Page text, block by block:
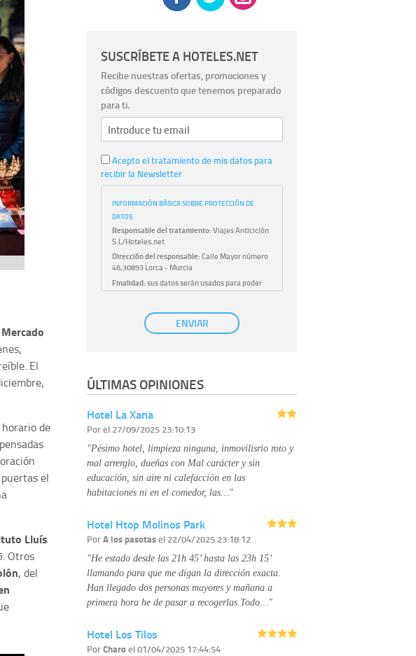
Mercado
El
horario de
el
Lluís
Otros
, del
SUSCRÍBETE A HOTELES.NET
Recibe nuestras ofertas, promociones y
códigos descuento que tenemos preparado
para ti.
Acepto el tratamiento de mis datos para
recibir la Newsletter
INFORMACIÓN BÁSICA SOBRE PROTECCIÓN DE
DATOS
Responsable del tratamiento:Viajes Anticiclón
S.L/Hoteles.net
Dirección del responsable:Calle Mayor número
46,30893 Lorca - Murcia
Finalidad:sus datos serán usados para poder
atender sus solicitudes y prestarle nuestros
Publicidad: solo le enviaremos publicidad con su
autorización previa, que podrá facilitarnos
con su consentimiento previo, que podrá
facilitarnos mediante la casilla correspondiente
Destinatarios:
personal de nuestra entidad que esté
conocimiento de la información que le pedimos.
No se comunicarán datos a terceros.
Derechos: tiene derecho a saber qué
información tenemos sobre usted, corregirla y
eliminarla, tal y como se explica en la
página web.
Información complementaria:Puede consultar
tratamos sus datos en lapolítica de privacidad
ENVIAR
ÚLTIMAS OPINIONES
Hotel La Xana
Porel 27/09/2025 23:10:13
"Pésimo hotel, limpieza ninguna, inmovilisrio roto y
mal arrerglo, dueñas con Mal carácter y sin
educación, sin aire ni calefacción en las
habitaciones ni en el comedor, las…"
Hotel Htop Molinos Park
PorA los pasotasel 22/04/2025 23:18:12
"He estado desde las 21h 45’ hasta las 23h 15’
llamando para que me digan la dirección exacta.
Han llegado dos personas mayores y mañana a
primera hora he de pasar a recogerlas.Todo…"
Hotel Los Tilos
PorCharoel 01/04/2025 17:44:54